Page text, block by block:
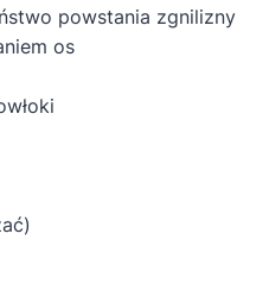
powstania zgnilizny
os